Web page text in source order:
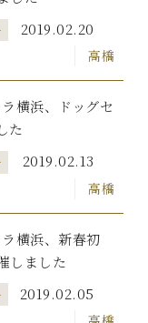
2019.02.20
高橋
横浜、ドッグセ
た
2019.02.13
高橋
横浜、新春初
しました
2019.02.05